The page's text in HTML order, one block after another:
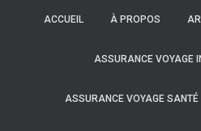
ACCUEIL À PROPOS
ASSURANCE VOYAGE
ASSURANCE VOYAGE